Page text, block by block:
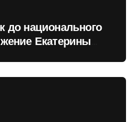
до национального
Екатерины